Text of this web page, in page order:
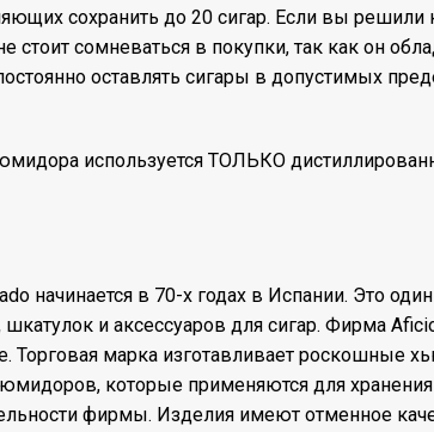
сохранить до 20 сигар. Если вы
стоит сомневаться в покупки, так как он
оставлять сигары в допустимых
используется ТОЛЬКО
начинается в 70-х годах в Испании. Это
и аксессуаров для сигар. Фирма
Торговая марка изготавливает роскошные
которые применяются для хранения
фирмы. Изделия имеют отменное